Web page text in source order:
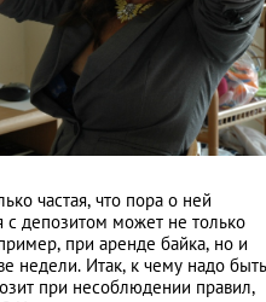
частая, что пора о ней
с депозитом может не только
при аренде байка, но и
недели. Итак, к чему надо быть
при несоблюдении правил,